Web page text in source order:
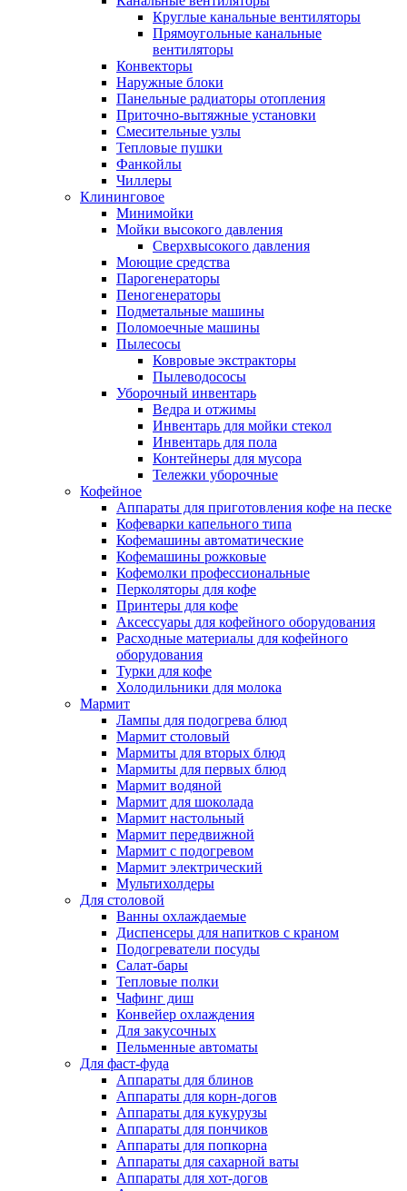
Круглые канальные вентиляторы
Прямоугольные канальные
вентиляторы
Конвекторы
Наружные блоки
Панельные радиаторы отопления
Приточно-вытяжные установки
Смесительные узлы
Тепловые пушки
Фанкойлы
Чиллеры
Клининговое
Минимойки
Мойки высокого давления
Сверхвысокого давления
Моющие средства
Парогенераторы
Пеногенераторы
Подметальные машины
Поломоечные машины
Пылесосы
Ковровые экстракторы
Пылеводососы
Уборочный инвентарь
Ведра и отжимы
Инвентарь для мойки стекол
Инвентарь для пола
Контейнеры для мусора
Тележки уборочные
Кофейное
Аппараты для приготовления кофе на песке
Кофеварки капельного типа
Кофемашины автоматические
Кофемашины рожковые
Кофемолки профессиональные
Перколяторы для кофе
Принтеры для кофе
Аксессуары для кофейного оборудования
Расходные материалы для кофейного
оборудования
Турки для кофе
Холодильники для молока
Мармит
Лампы для подогрева блюд
Мармит столовый
Мармиты для вторых блюд
Мармиты для первых блюд
Мармит водяной
Мармит для шоколада
Мармит настольный
Мармит передвижной
Мармит с подогревом
Мармит электрический
Мультихолдеры
Для столовой
Ванны охлаждаемые
Диспенсеры для напитков с краном
Подогреватели посуды
Салат-бары
Тепловые полки
Чафинг диш
Конвейер охлаждения
Для закусочных
Пельменные автоматы
Для фаст-фуда
Аппараты для блинов
Аппараты для корн-догов
Аппараты для кукурузы
Аппараты для пончиков
Аппараты для попкорна
Аппараты для сахарной ваты
Аппараты для хот-догов